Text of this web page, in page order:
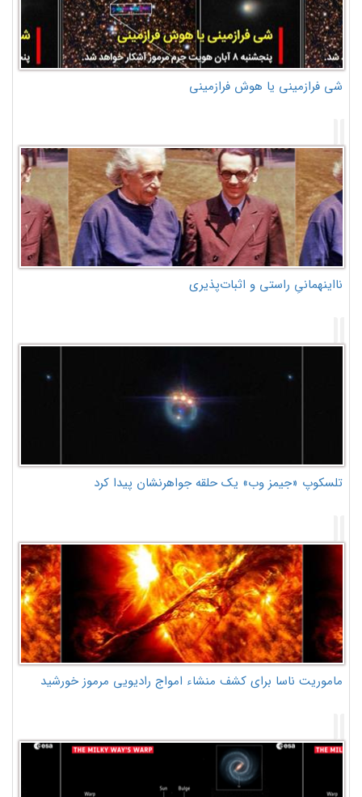
شی فرازمینی یا هوش فرازمینی
نااینهمانیِ راستی و اثبات‌پذیری
تلسکوپ «جیمز وب» یک حلقه جواهرنشان پیدا کرد
ماموریت ناسا برای کشف منشاء امواج رادیویی مرموز خورشید